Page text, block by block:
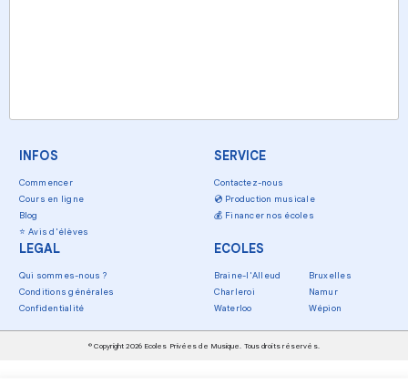
INFOS
Commencer
Cours en ligne
Blog
⭐ Avis d'élèves
SERVICE
Contactez-nous
💿 Production musicale
💰 Financer nos écoles
LEGAL
Qui sommes-nous ?
Conditions générales
Confidentialité
ECOLES
Braine-l'Alleud
Bruxelles
Charleroi
Namur
Waterloo
Wépion
© Copyright 2026 Ecoles Privées de Musique. Tous droits réservés.